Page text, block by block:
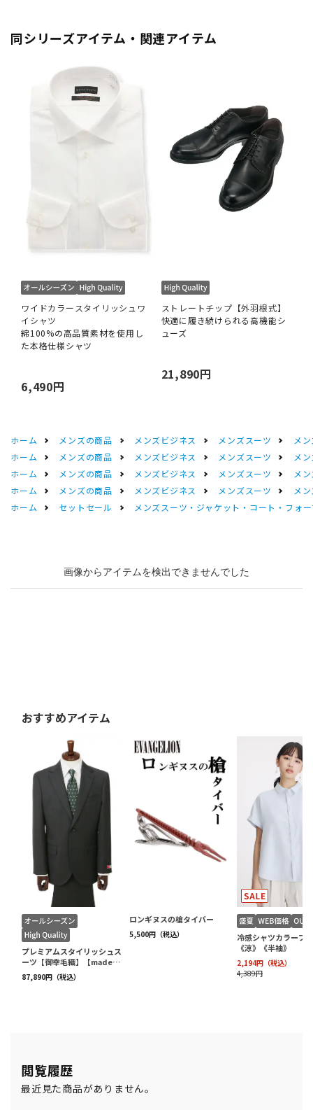
同シリーズアイテム・関連アイテム
ワイドカラースタイリッシュワ
イシャツ
綿100%の高品質素材を使用し
た本格仕様シャツ
6,490円
ストレートチップ【外羽根式】
快適に履き続けられる高機能シ
ューズ
21,890円
ホーム メンズの商品 メンズビジネス メンズスーツ
メ
ホーム
メンズの商品 メンズビジネス メンズスーツ
メ
ホーム
メンズの商品 メンズビジネス メンズスーツ
メ
ホーム
メンズの商品 メンズビジネス メンズスーツ
メ
ホーム
セットセール メンズスーツ・ジャケット・コート・フォ
閲覧履歴
最近見た商品がありません。